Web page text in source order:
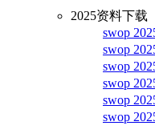
2025资料下载
swop
swop
swop
swop
swop
swop